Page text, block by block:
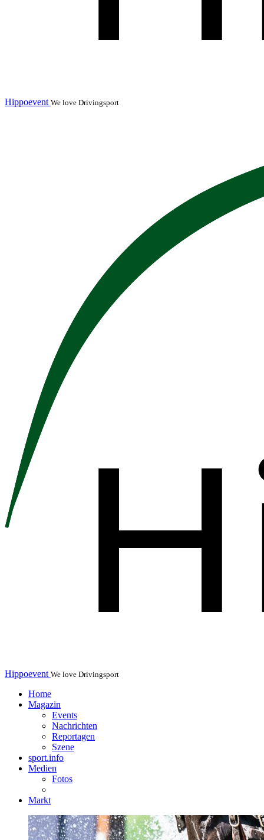
Hippoevent We love Drivingsport
Hippoevent We love Drivingsport
Home
Magazin
Events
Nachrichten
Reportagen
Szene
sport.info
Medien
Fotos
Markt